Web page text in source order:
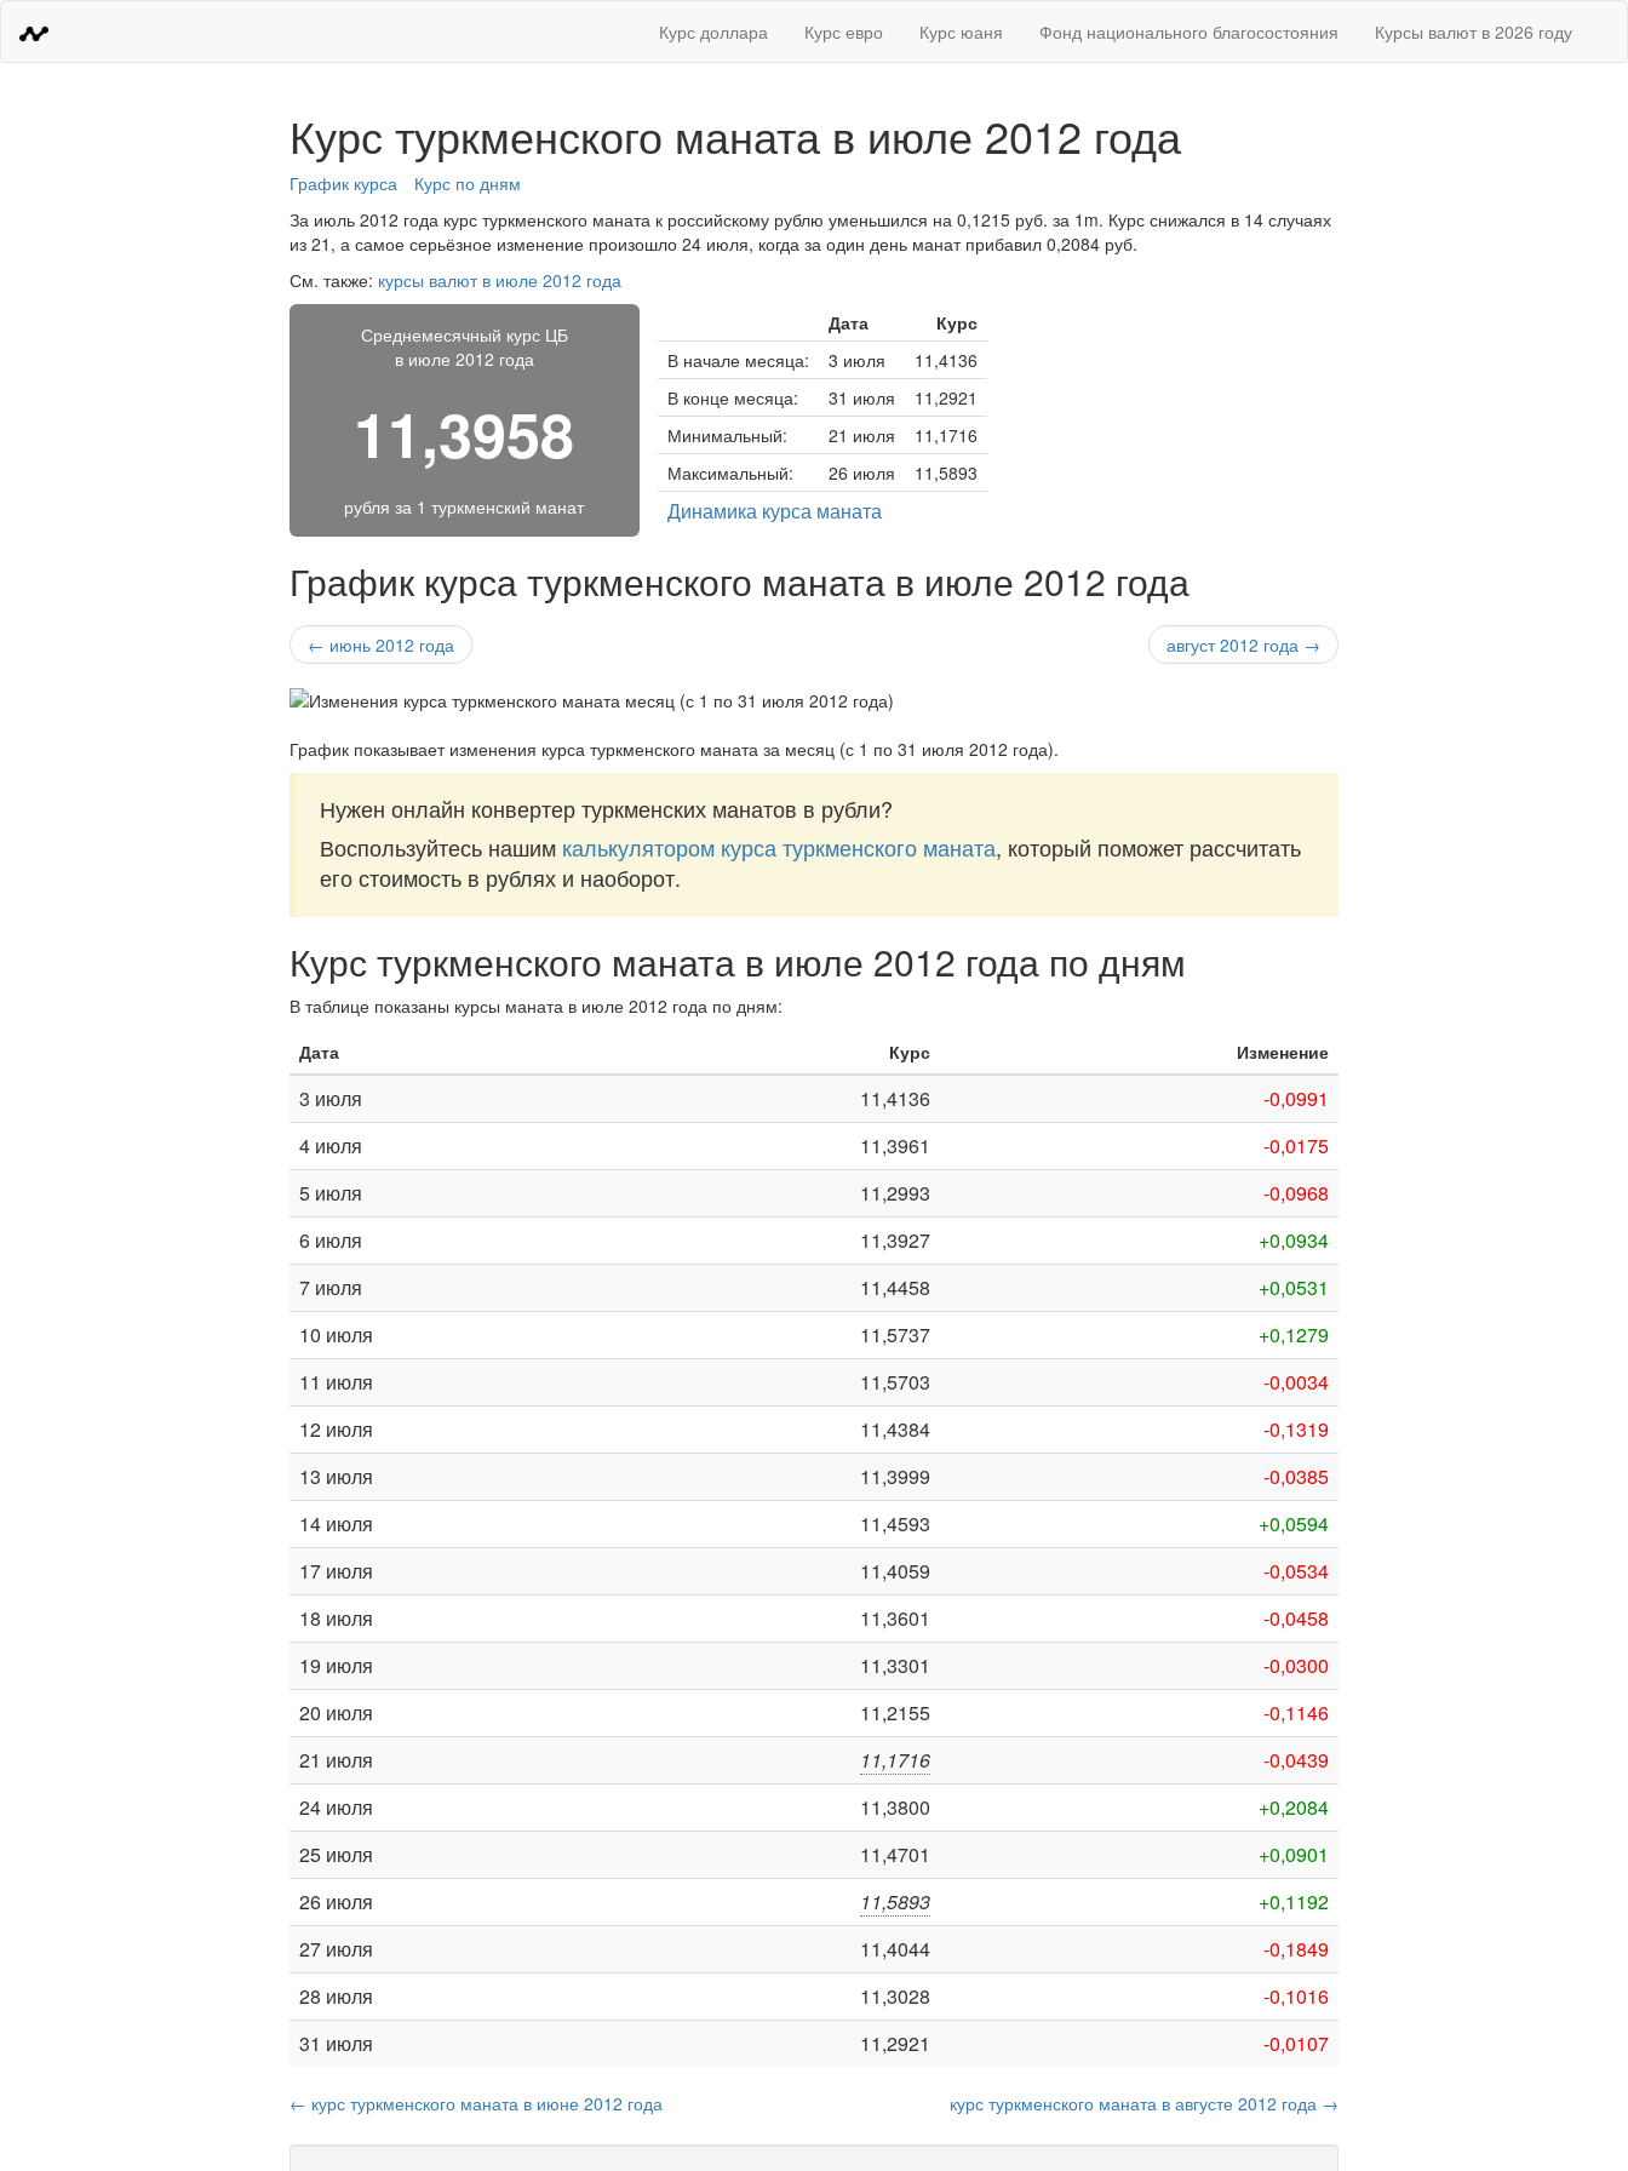
Курс доллара Курс евро Курс юаня Фонд национального благосостояния Курсы валют в 2026 году
Курс туркменского маната в июле 2012 года
График курса
Курс по дням
За июль 2012 года курс туркменского маната к российскому рублю уменьшился на 0,1215 руб. за 1m. Курс снижался в 14 случаях
из 21, а самое серьёзное изменение произошло 24 июля, когда за один день манат прибавил 0,2084 руб.
См. также: курсы валют в июле 2012 года
Среднемесячный курс ЦБ
в июле 2012 года
11,3958
рубля за 1 туркменский манат
Дата
Курс
В начале месяца:
3 июля
11,4136
В конце месяца:
31 июля
11,2921
Минимальный:
21 июля
11,1716
Максимальный:
26 июля 11,5893
Динамика курса маната
График курса туркменского маната в июле 2012 года
← июнь 2012 года август 2012 года →
График показывает изменения курса туркменского маната за месяц (с 1 по 31 июля 2012 года).
Нужен онлайн конвертер туркменских манатов в рубли?
Воспользуйтесь нашим калькулятором курса туркменского маната, который поможет рассчитать
его стоимость в рублях и наоборот.
Курс туркменского маната в июле 2012 года по дням
В таблице показаны курсы маната в июле 2012 года по дням:
Дата
Курс Изменение
3 июля 11,4136
-0,0991
4 июля
11,3961
-0,0175
5 июля
11,2993
-0,0968
6 июля
11,3927
+0,0934
7 июля
11,4458
+0,0531
10 июля
11,5737
+0,1279
11 июля
11,5703
-0,0034
12 июля
11,4384
-0,1319
13 июля
11,3999
-0,0385
14 июля
11,4593
+0,0594
17 июля
11,4059
-0,0534
18 июля
11,3601
-0,0458
19 июля
11,3301
-0,0300
20 июля
11,2155
-0,1146
21 июля
11,1716
-0,0439
24 июля
11,3800
+0,2084
25 июля
11,4701
+0,0901
26 июля
11,5893
+0,1192
27 июля
11,4044
-0,1849
28 июля
11,3028
-0,1016
31 июля
11,2921 -0,0107
← курс туркменского маната в июне 2012 года курс туркменского маната в августе 2012 года →